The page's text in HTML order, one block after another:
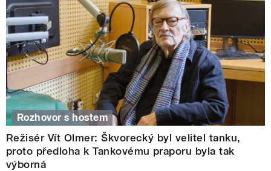
Rozhovor s hostem
Režisér Vít Olmer: Škvorecký byl velitel tanku,
proto předloha k Tankovému praporu byla tak
výborná